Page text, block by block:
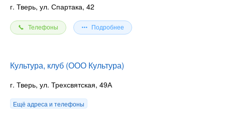
г. Тверь, ул. Спартака, 42
Телефоны Подробнее
Культура, клуб (ООО Культура)
г. Тверь, ул. Трехсвятская, 49А
Ещё адреса и телефоны